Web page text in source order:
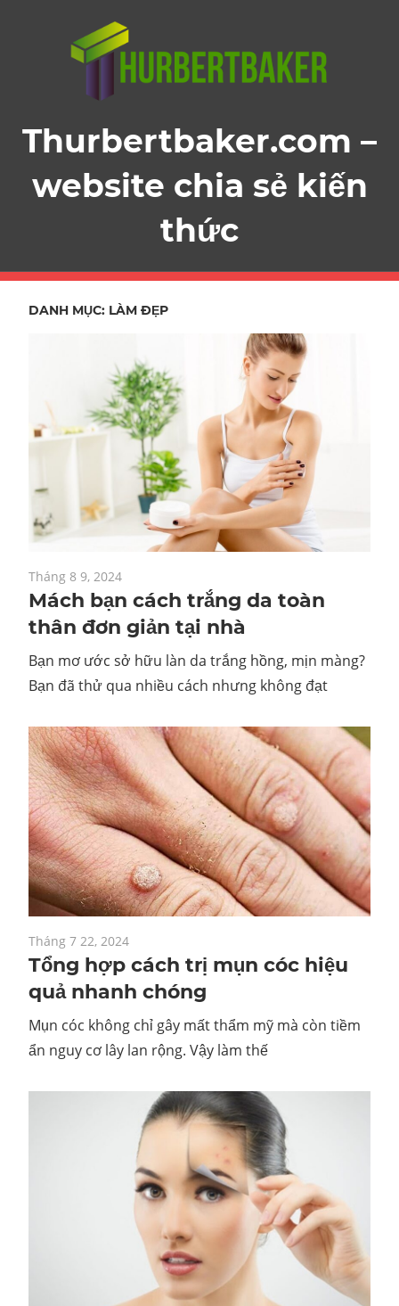
Thurbertbaker.com –
website chia sẻ kiến
thức
DANH MỤC: LÀM ĐẸP
Tháng 8 9, 2024
Mách bạn cách trắng da toàn
thân đơn giản tại nhà
Bạn mơ ước sở hữu làn da trắng hồng, mịn màng?
Bạn đã thử qua nhiều cách nhưng không đạt
Tháng 7 22, 2024
Tổng hợp cách trị mụn cóc hiệu
quả nhanh chóng
Mụn cóc không chỉ gây mất thẩm mỹ mà còn tiềm
ẩn nguy cơ lây lan rộng. Vậy làm thế